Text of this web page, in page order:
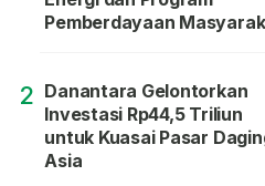
Pemberdayaan
2 Danantara Gelontorkan
Investasi Rp44,5 Triliun
untuk Kuasai Pasar
Asia